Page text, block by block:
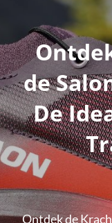
de
De
Ontdek de